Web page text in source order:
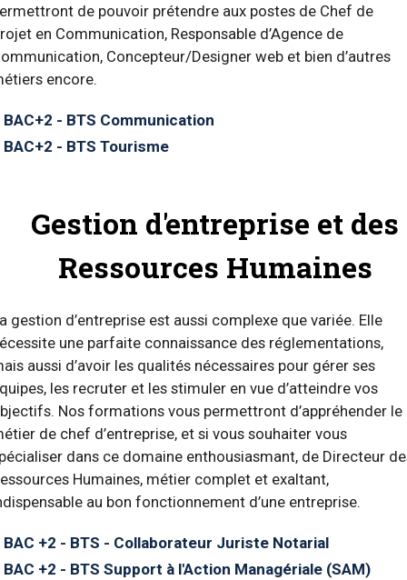
de pouvoir prétendre aux postes de Chef de
en Communication, Responsable d’Agence de
Concepteur/Designer web et bien d’autres
encore.
BAC+2 - BTS Communication
BAC+2 - BTS Tourisme
Gestion d'entreprise et des
Ressources Humaines
gestion d’entreprise est aussi complexe que variée. Elle
une parfaite connaissance des réglementations,
aussi d’avoir les qualités nécessaires pour gérer ses
les recruter et les stimuler en vue d’atteindre vos
Nos formations vous permettront d’appréhender le
de chef d’entreprise, et si vous souhaiter vous
dans ce domaine enthousiasmant, de Directeur
Humaines, métier complet et exaltant,
au bon fonctionnement d’une entreprise.
BAC +2 - BTS - Collaborateur Juriste Notarial
BAC +2 - BTS Support à l'Action Managériale (SAM)